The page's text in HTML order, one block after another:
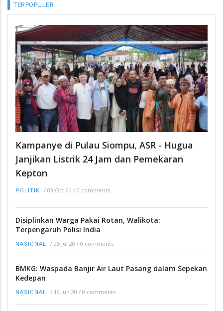
TERPOPULER
Kampanye di Pulau Siompu, ASR - Hugua
Janjikan Listrik 24 Jam dan Pemekaran
Kepton
POLITIK / 03 Oct 24 / 0 comments
Disiplinkan Warga Pakai Rotan, Walikota:
Terpengaruh Polisi India
NASIONAL / 25 Jul 20 / 0 comments
BMKG: Waspada Banjir Air Laut Pasang dalam Sepekan
Kedepan
NASIONAL / 19 Jun 20 / 0 comments